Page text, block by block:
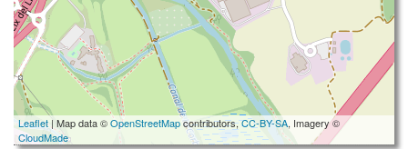
Leaflet | Map data ©OpenStreetMapcontributors,CC-BY-SA, Imagery ©
CloudMade